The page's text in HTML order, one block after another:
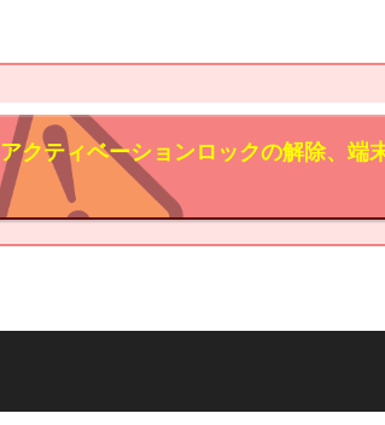
アクティベーションロックの解除、端